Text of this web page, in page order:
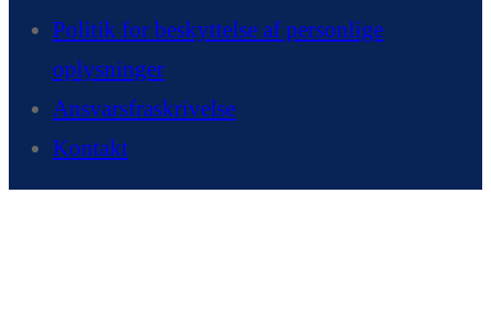
Politik for beskyttelse af personlige
oplysninger
Ansvarsfraskrivelse
Kontakt